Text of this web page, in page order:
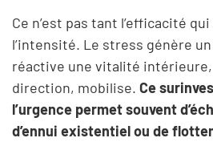
Ce n’est pas tant l’efficacité
l’intensité. Le stress génère
réactive une vitalité intérieure,
direction, mobilise. Ce
l’urgence permet souvent
d’ennui existentiel ou de